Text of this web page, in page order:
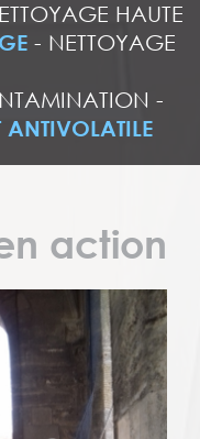
HAUTE
- NETTOYAGE
-
ANTIVOLATILE
action